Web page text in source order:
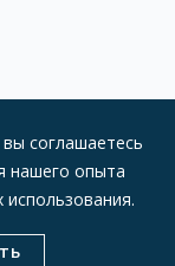
соглашаетесь
нашего опыта